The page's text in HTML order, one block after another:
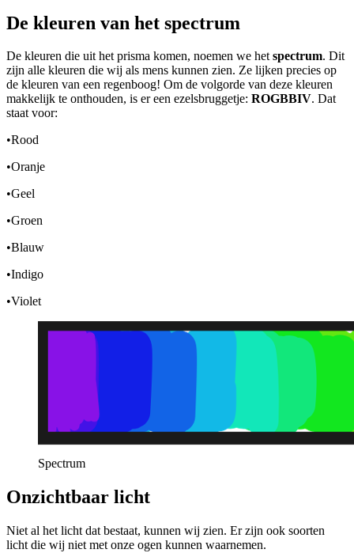
De kleuren van het spectrum
De kleuren die uit het prisma komen, noemen we hetspectrum. Dit
zijn alle kleuren die wij als mens kunnen zien. Ze lijken precies op
de kleuren van een regenboog! Om de volgorde van deze kleuren
makkelijk te onthouden, is er een ezelsbruggetje: ROGBBIV. Dat
staat voor:
•Rood
•Oranje
•Geel
•Groen
•Blauw
•Indigo
•Violet
Spectrum
Onzichtbaar licht
Niet al het licht dat bestaat, kunnen wij zien. Er zijn ook soorten
licht die wij niet met onze ogen kunnen waarnemen.